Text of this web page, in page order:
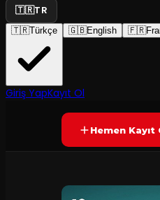
🇹🇷TR
🇹🇷Türkçe 🇬🇧English 🇫🇷
Giriş YapKayıt Ol
12.
YAKINDA
Hemen Kayıt